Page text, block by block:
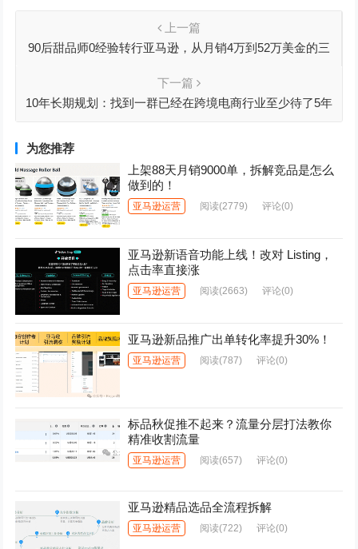
上一篇
90后甜品师0经验转行亚马逊，从月销4万到52万美金的三
下一篇
10年长期规划：找到一群已经在跨境电商行业至少待了5年
为您推荐
上架88天月销9000单，拆解竞品是怎么
做到的！
亚马逊运营 阅读(2779) 评论(0)
亚马逊新语音功能上线！改对 Listing，
点击率直接涨
亚马逊运营 阅读(2663) 评论(0)
亚马逊新品推广出单转化率提升30%！
亚马逊运营 阅读(787) 评论(0)
标品秋促推不起来？流量分层打法教你
精准收割流量
亚马逊运营 阅读(657) 评论(0)
亚马逊精品选品全流程拆解
亚马逊运营 阅读(722) 评论(0)